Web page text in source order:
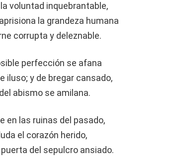
voluntad inquebrantable,
la grandeza humana
corrupta y deleznable.
perfección se afana
iluso; y de bregar cansado,
abismo se amilana.
en las ruinas del pasado,
el corazón herido,
del sepulcro ansiado.